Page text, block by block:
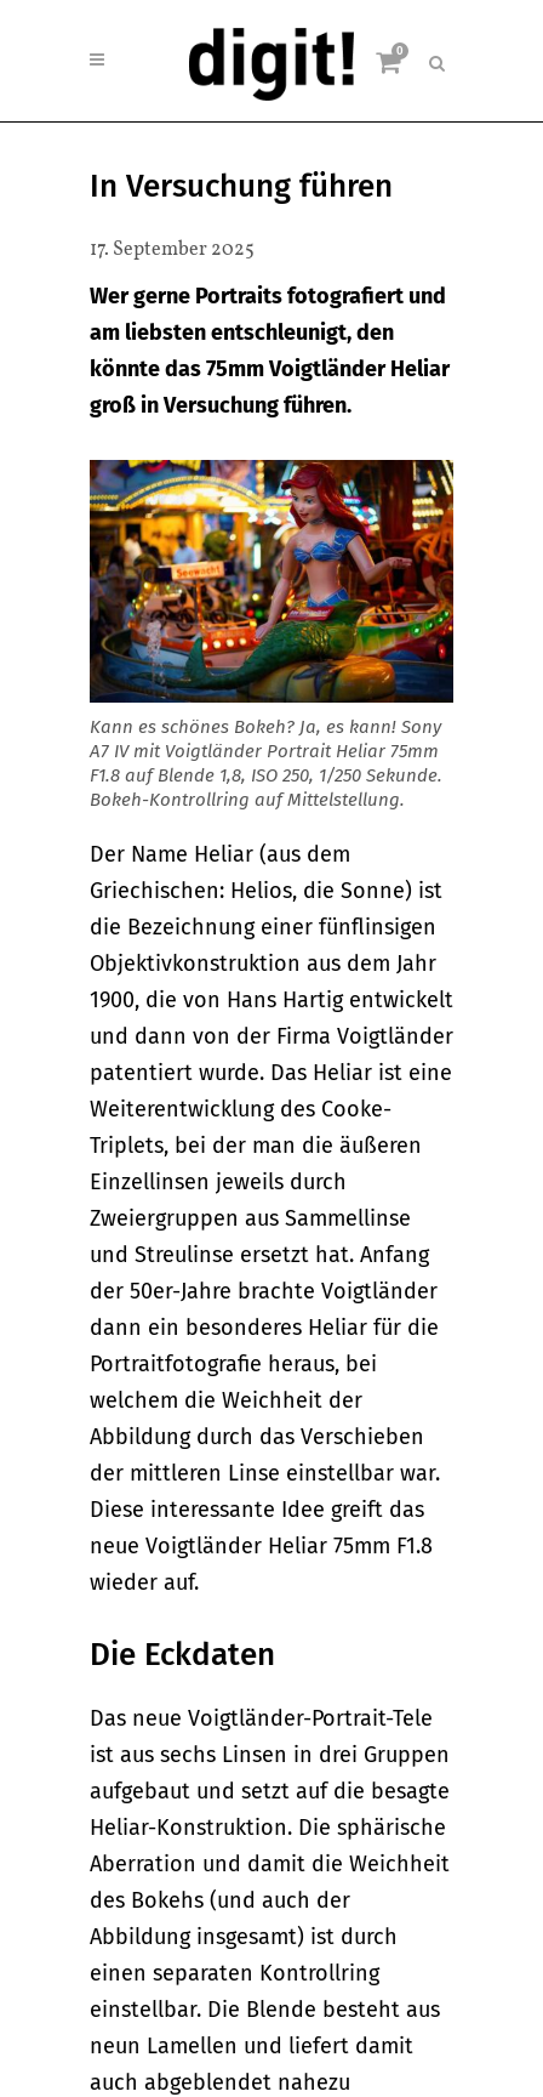
0
In Versuchung führen
17. September 2025
Wer gerne Portraits fotografiert und
am liebsten entschleunigt, den
könnte das 75mm Voigtländer Heliar
groß in Versuchung führen.
Kann es schönes Bokeh? Ja, es kann! Sony
A7 IV mit Voigtländer Portrait Heliar 75mm
F1.8 auf Blende 1,8, ISO 250, 1/250 Sekunde.
Bokeh-Kontrollring auf Mittelstellung.
Der Name Heliar (aus dem
Griechischen: Helios, die Sonne) ist
die Bezeichnung einer fünflinsigen
Objektivkonstruktion aus dem Jahr
1900, die von Hans Hartig entwickelt
und dann von der Firma Voigtländer
patentiert wurde. Das Heliar ist eine
Weiterentwicklung des Cooke-
Triplets, bei der man die äußeren
Einzellinsen jeweils durch
Zweiergruppen aus Sammellinse
und Streulinse ersetzt hat. Anfang
der 50er-Jahre brachte Voigtländer
dann ein besonderes Heliar für die
Portraitfotografie heraus, bei
welchem die Weichheit der
Abbildung durch das Verschieben
der mittleren Linse einstellbar war.
Diese interessante Idee greift das
neue Voigtländer Heliar 75mm F1.8
wieder auf.
Die Eckdaten
Das neue Voigtländer-Portrait-Tele
ist aus sechs Linsen in drei Gruppen
aufgebaut und setzt auf die besagte
Heliar-Konstruktion. Die sphärische
Aberration und damit die Weichheit
des Bokehs (und auch der
Abbildung insgesamt) ist durch
einen separaten Kontrollring
einstellbar. Die Blende besteht aus
neun Lamellen und liefert damit
auch abgeblendet nahezu